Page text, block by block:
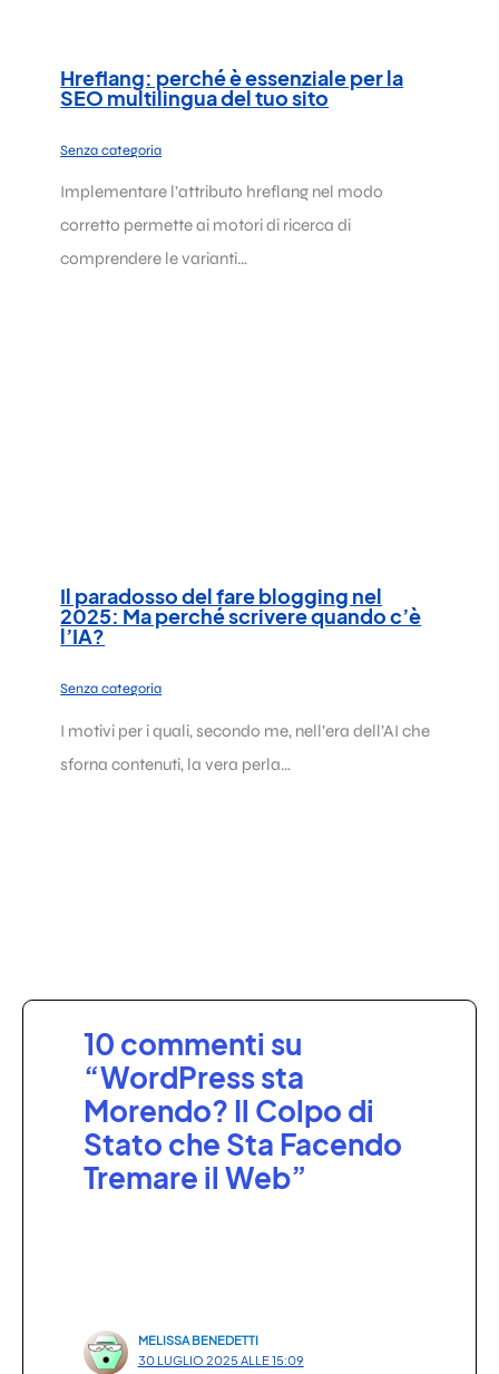
Hreflang: perché è essenziale per la
SEO multilingua del tuo sito
Senza categoria
Implementare l’attributo hreflang nel modo
corretto permette ai motori di ricerca di
comprendere le varianti…
Il paradosso del fare blogging nel
2025: Ma perché scrivere quando c’è
l’IA?
Senza categoria
I motivi per i quali, secondo me, nell’era dell’AI che
sforna contenuti, la vera perla…
10 commenti su
“WordPress sta
Morendo? Il Colpo di
Stato che Sta Facendo
Tremare il Web”
MELISSA BENEDETTI
30 LUGLIO 2025 ALLE 15:09